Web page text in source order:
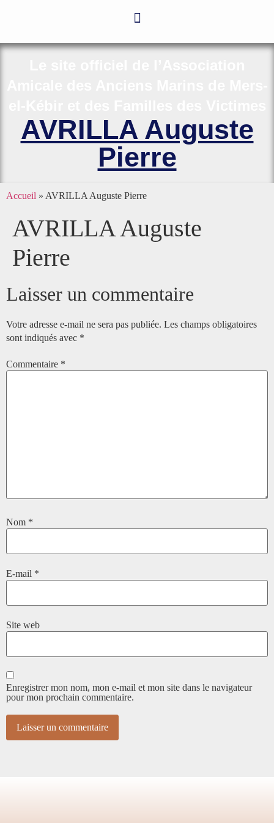
AVRILLA Auguste
Pierre
Accueil » AVRILLA Auguste Pierre
AVRILLA Auguste
Pierre
Laisser un commentaire
Votre adresse e-mail ne sera pas publiée. Les champs obligatoires
sont indiqués avec *
Commentaire *
Nom *
E-mail *
Site web
Enregistrer mon nom, mon e-mail et mon site dans le navigateur
pour mon prochain commentaire.